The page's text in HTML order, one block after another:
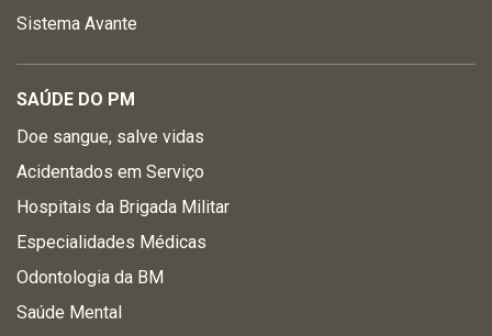
Sistema Avante
SAÚDE DO PM
Doe sangue, salve vidas
Acidentados em Serviço
Hospitais da Brigada Militar
Especialidades Médicas
Odontologia da BM
Saúde Mental